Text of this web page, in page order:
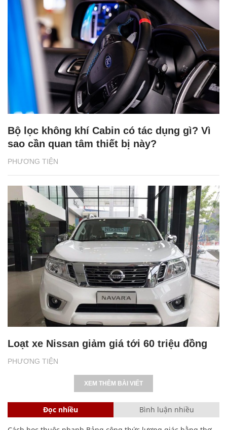
PHƯƠNG TIỆN
Bộ lọc không khí Cabin có tác dụng gì? Vì
sao cần quan tâm thiết bị này?
PHƯƠNG TIỆN
Loạt xe Nissan giảm giá tới 60 triệu đồng
XEM THÊM BÀI VIẾT
Đọc nhiều Bình luận nhiều